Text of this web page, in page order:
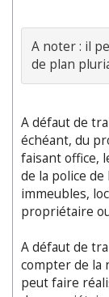
A noter : il
A défaut de
échéant, du
faisant office,
de la police
immeubles,
propriétaire
A défaut de
compter de la
peut faire